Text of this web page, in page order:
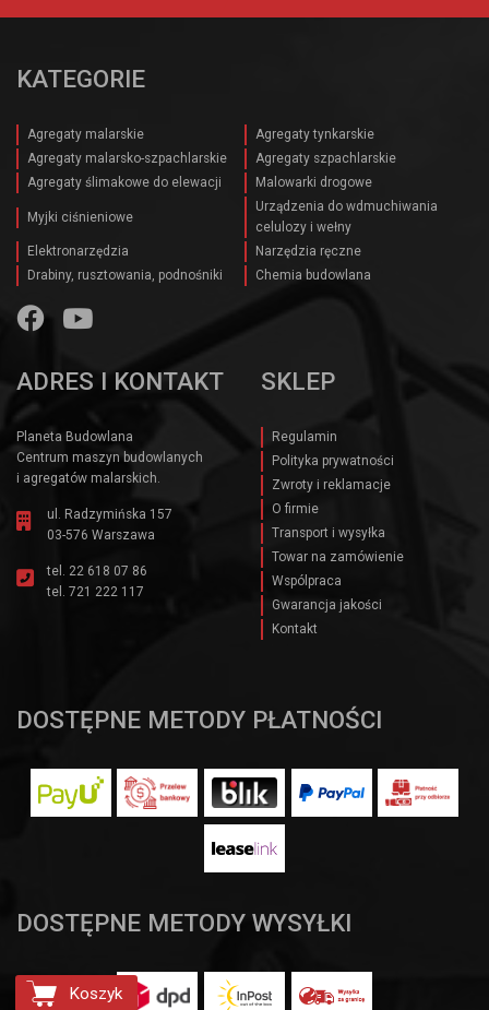
KATEGORIE
Agregaty malarskie
Agregaty tynkarskie
Agregaty malarsko-szpachlarskie
Agregaty szpachlarskie
Agregaty ślimakowe do elewacji
Malowarki drogowe
Myjki ciśnieniowe
Urządzenia do wdmuchiwania
celulozy i wełny
Elektronarzędzia
Narzędzia ręczne
Drabiny, rusztowania, podnośniki
Chemia budowlana
ADRES I KONTAKT
Planeta Budowlana
Centrum maszyn budowlanych
i agregatów malarskich.
ul. Radzymińska 157
03-576 Warszawa
tel. 22 618 07 86
tel. 721 222 117
SKLEP
Regulamin
Polityka prywatności
Zwroty i reklamacje
O firmie
Transport i wysyłka
Towar na zamówienie
Wspólpraca
Gwarancja jakości
Kontakt
DOSTĘPNE METODY PŁATNOŚCI
DOSTĘPNE METODY WYSYŁKI
Koszyk